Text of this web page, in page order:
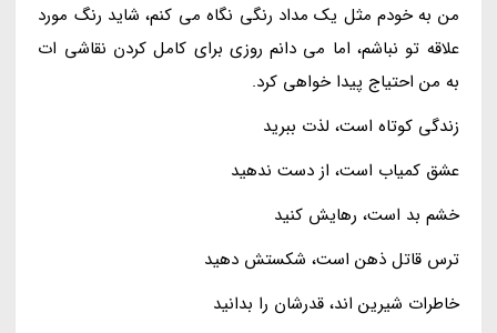
من به خودم مثل یک مداد رنگی نگاه می کنم، شاید رنگ مورد
علاقه تو نباشم، اما می دانم روزی برای کامل کردن نقاشی ات
به من احتیاج پیدا خواهی کرد.
زندگی کوتاه است، لذت ببرید
عشق کمیاب است، از دست ندهید
خشم بد است، رهایش کنید
ترس قاتل ذهن است، شکستش دهید
خاطرات شیرین اند، قدرشان را بدانید